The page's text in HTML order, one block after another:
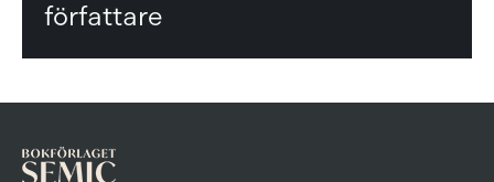
författare